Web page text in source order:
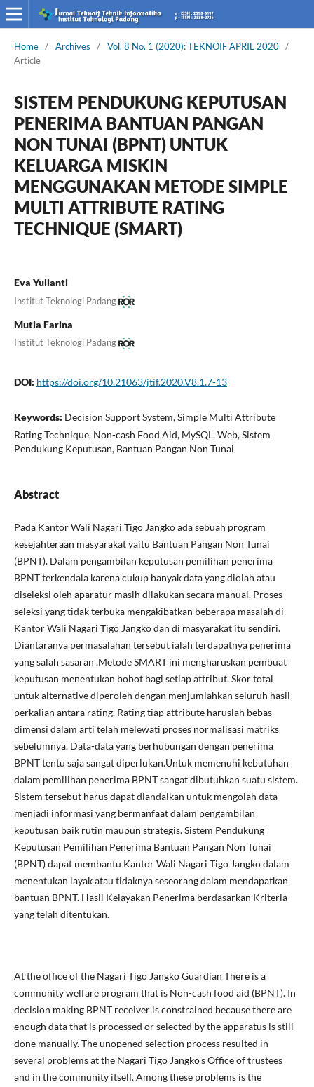
Home / Archives / Vol. 8 No. 1 (2020): TEKNOIF APRIL 2020 /
Article
SISTEM PENDUKUNG KEPUTUSAN
PENERIMA BANTUAN PANGAN
NON TUNAI (BPNT) UNTUK
KELUARGA MISKIN
MENGGUNAKAN METODE SIMPLE
MULTI ATTRIBUTE RATING
TECHNIQUE (SMART)
Eva Yulianti
Institut Teknologi Padang
Mutia Farina
Institut Teknologi Padang
DOI: https://doi.org/10.21063/jtif.2020.V8.1.7-13
Keywords: Decision Support System, Simple Multi Attribute
Rating Technique, Non-cash Food Aid, MySQL, Web, Sistem
Pendukung Keputusan, Bantuan Pangan Non Tunai
Abstract
Pada Kantor Wali Nagari Tigo Jangko ada sebuah program
kesejahteraan masyarakat yaitu Bantuan Pangan Non Tunai
(BPNT). Dalam pengambilan keputusan pemilihan penerima
BPNT terkendala karena cukup banyak data yang diolah atau
diseleksi oleh aparatur masih dilakukan secara manual. Proses
seleksi yang tidak terbuka mengakibatkan beberapa masalah di
Kantor Wali Nagari Tigo Jangko dan di masyarakat itu sendiri.
Diantaranya permasalahan tersebut ialah terdapatnya penerima
yang salah sasaran .Metode SMART ini mengharuskan pembuat
keputusan menentukan bobot bagi setiap attribut. Skor total
untuk alternative diperoleh dengan menjumlahkan seluruh hasil
perkalian antara rating. Rating tiap attribute haruslah bebas
dimensi dalam arti telah melewati proses normalisasi matriks
sebelumnya. Data-data yang berhubungan dengan penerima
BPNT tentu saja sangat diperlukan.Untuk memenuhi kebutuhan
dalam pemilihan penerima BPNT sangat dibutuhkan suatu sistem.
Sistem tersebut harus dapat diandalkan untuk mengolah data
menjadi informasi yang bermanfaat dalam pengambilan
keputusan baik rutin maupun strategis. Sistem Pendukung
Keputusan Pemilihan Penerima Bantuan Pangan Non Tunai
(BPNT) dapat membantu Kantor Wali Nagari Tigo Jangko dalam
menentukan layak atau tidaknya seseorang dalam mendapatkan
bantuan BPNT. Hasil Kelayakan Penerima berdasarkan Kriteria
yang telah ditentukan.
At the office of the Nagari Tigo Jangko Guardian There is a
community welfare program that is Non-cash food aid (BPNT). In
decision making BPNT receiver is constrained because there are
enough data that is processed or selected by the apparatus is still
done manually. The unopened selection process resulted in
several problems at the Nagari Tigo Jangko's Office of trustees
and in the community itself. Among these problems is the